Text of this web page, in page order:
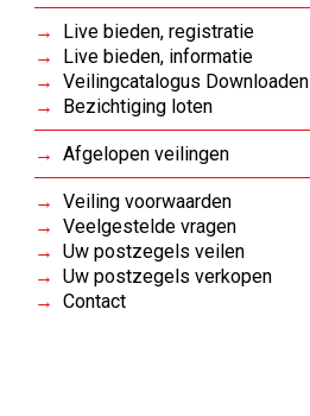
Live bieden, registratie
Live bieden, informatie
Veilingcatalogus Downloaden
Bezichtiging loten
Afgelopen veilingen
Veiling voorwaarden
Veelgestelde vragen
Uw postzegels veilen
Uw postzegels verkopen
Contact